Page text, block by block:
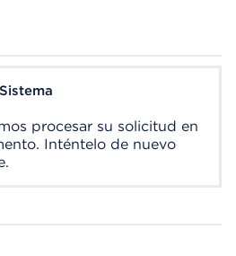
procesar su solicitud en
Inténtelo de nuevo